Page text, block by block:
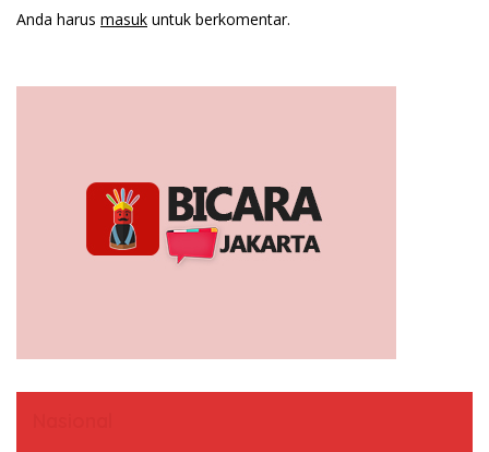
Anda harus masuk untuk berkomentar.